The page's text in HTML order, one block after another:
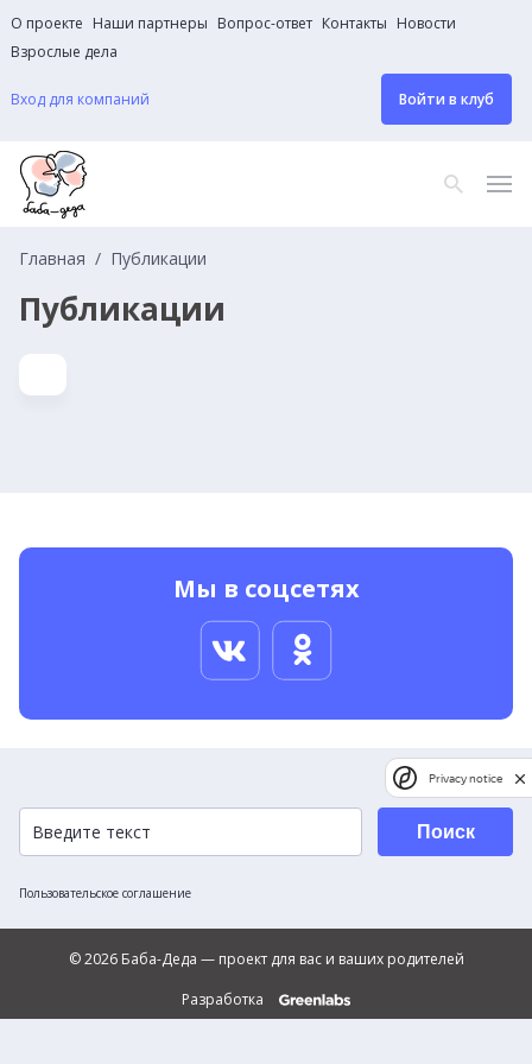
О проекте Наши партнеры Вопрос-ответ Контакты Новости
Взрослые дела
Вход для компаний Войти в клуб
Главная Публикации
Публикации
Мы в соцсетях
Пользовательское соглашение
Поиск
© 2026 Баба-Деда — проект для вас и ваших родителей
Разработка
Privacy notice